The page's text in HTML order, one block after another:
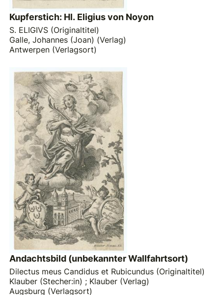
Kupferstich: Hl. Eligius von Noyon
S. ELIGIVS (Originaltitel)
Galle, Johannes (Joan) (Verlag)
Antwerpen (Verlagsort)
Andachtsbild (unbekannter Wallfahrtsort)
Dilectus meus Candidus et Rubicundus (Originaltitel)
Klauber (Stecher:in) ; Klauber (Verlag)
Augsburg (Verlagsort)